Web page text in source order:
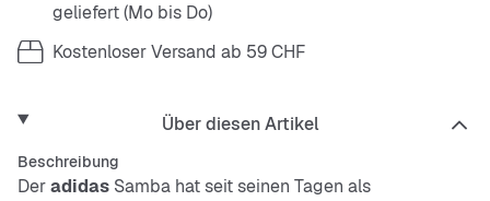
geliefert (Mo bis Do)
Kostenloser Versand ab 59 CHF
Über diesen Artikel
Beschreibung
Deradidas Samba hat seit seinen Tagen als